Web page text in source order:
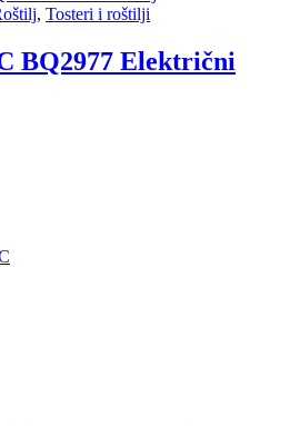
, Tosteri i roštilji
BQ2977 Električni